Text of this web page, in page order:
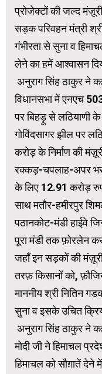
प्रोजेक्टों की जल्द
सड़क परिवहन मंत्री
गंभीरता से सुना व
लेने का हमें आश्वासन
अनुराग सिंह ठाकुर ने
विधानसभा में एनएच
पर बिहड़ू से लठियाणी
गोविंदसागर झील पर
करोड़ के निर्माण की
रक्कड़-चपलाह-अपर
के लिए 12.91 करोड़
साथ मतौर-हमीरपुर
पठानकोट-मंडी हाईवे
पूरा मंडी तक फ़ोरलेन
जहाँ इन सड़कों की मंज़ूरी
तरफ़ किसानों को,
माननीय श्री नितिन
सुना व इसके उचित
अनुराग सिंह ठाकुर ने
मोदी जी ने हिमाचल
हिमाचल को सौग़ातें देने